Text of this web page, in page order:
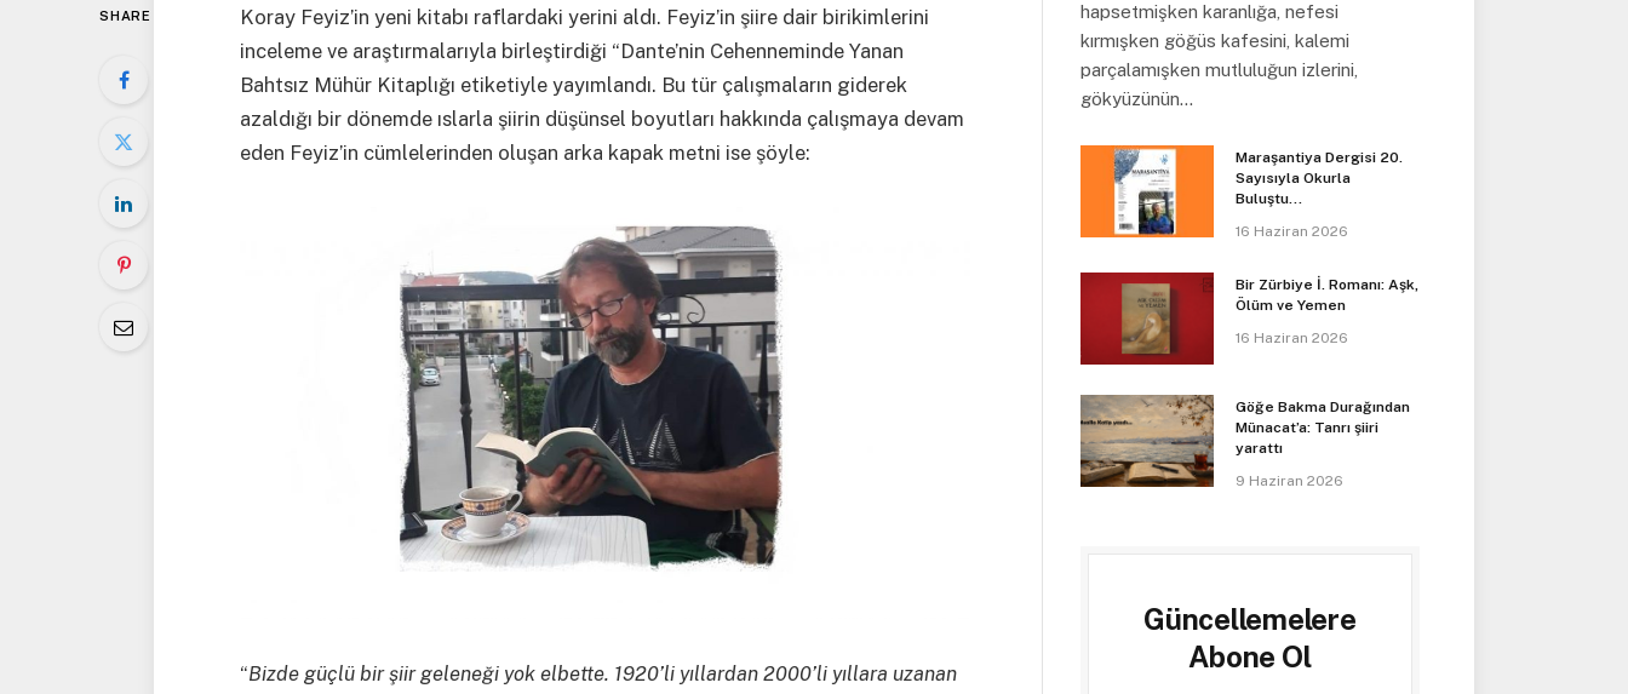
SHARE
Koray Feyiz’in yeni kitabı raflardaki yerini aldı. Feyiz’in şiire dair birikimlerini
inceleme ve araştırmalarıyla birleştirdiği “Dante’nin Cehenneminde Yanan
Bahtsız Mühür Kitaplığı etiketiyle yayımlandı. Bu tür çalışmaların giderek
azaldığı bir dönemde ıslarla şiirin düşünsel boyutları hakkında çalışmaya devam
eden Feyiz’in cümlelerinden oluşan arka kapak metni ise şöyle:
“Bizde güçlü bir şiir geleneği yok elbette. 1920’li yıllardan 2000’li yıllara uzanan
hapsetmişken karanlığa, nefesi
kırmışken göğüs kafesini, kalemi
parçalamışken mutluluğun izlerini,
gökyüzünün…
Maraşantiya Dergisi 20.
Sayısıyla Okurla
Buluştu…
16 Haziran 2026
Bir Zürbiye İ. Romanı: Aşk,
Ölüm ve Yemen
16 Haziran 2026
Göğe Bakma Durağından
Münacat’a: Tanrı şiiri
yarattı
9 Haziran 2026
Güncellemelere
Abone Ol